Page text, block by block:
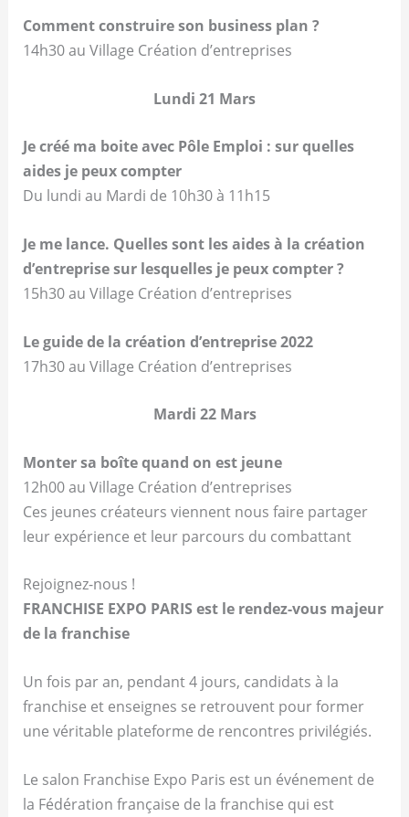
Comment construire son business plan ?
14h30 au Village Création d’entreprises
Lundi 21 Mars
Je créé ma boite avec Pôle Emploi : sur quelles
aides je peux compter
Du lundi au Mardi de 10h30 à 11h15
Je me lance. Quelles sont les aides à la création
d’entreprise sur lesquelles je peux compter ?
15h30 au Village Création d’entreprises
Le guide de la création d’entreprise 2022
17h30 au Village Création d’entreprises
Mardi 22 Mars
Monter sa boîte quand on est jeune
12h00 au Village Création d’entreprises
Ces jeunes créateurs viennent nous faire partager
leur expérience et leur parcours du combattant
Rejoignez-nous !
FRANCHISE EXPO PARIS est le rendez-vous majeur
de la franchise
Un fois par an, pendant 4 jours, candidats à la
franchise et enseignes se retrouvent pour former
une véritable plateforme de rencontres privilégiés.
Le salon Franchise Expo Paris est un événement de
la Fédération française de la franchise qui est